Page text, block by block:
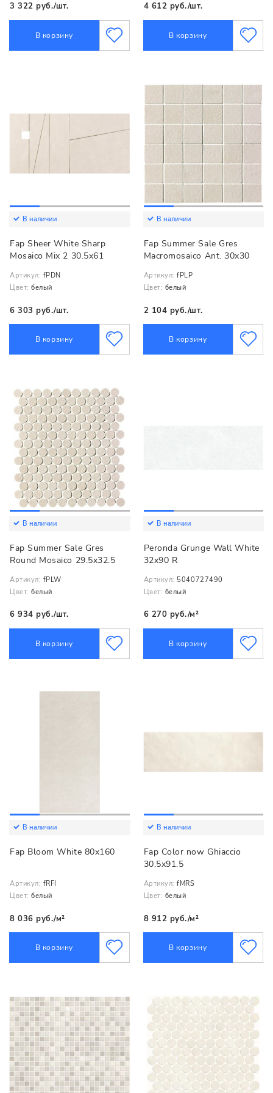
3 322 руб./шт.
В корзину
4 612 руб./шт.
В корзину
В наличии
Fap Sheer White Sharp
Mosaico Mix 2 30.5x61
Артикул: fPDN
Цвет: белый
6 303 руб./шт.
В корзину
В наличии
Fap Summer Sale Gres
Macromosaico Ant. 30x30
Артикул: fPLP
Цвет: белый
2 104 руб./шт.
В корзину
В наличии
Fap Summer Sale Gres
Round Mosaico 29.5x32.5
Артикул: fPLW
Цвет: белый
6 934 руб./шт.
В корзину
В наличии
Peronda Grunge Wall White
32x90 R
Артикул: 5040727490
Цвет: белый
6 270 руб./м²
В корзину
В наличии
Fap Bloom White 80x160
Артикул: fRFI
Цвет: белый
8 036 руб./м²
В корзину
В наличии
Fap Color now Ghiaccio
30.5x91.5
Артикул: fMRS
Цвет: белый
8 912 руб./м²
В корзину